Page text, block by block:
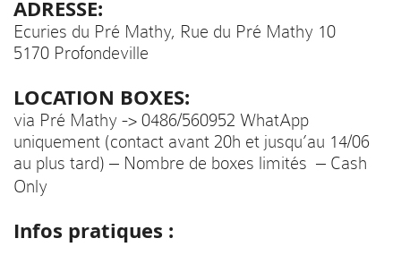
ADRESSE:
Ecuries du Pré Mathy, Rue du Pré Mathy 10
5170 Profondeville
LOCATION BOXES:
via Pré Mathy -> 0486/560952 WhatApp
uniquement (contact avant 20h et jusqu’au 14/06
au plus tard) – Nombre de boxes limités – Cash
Only
Infos pratiques :